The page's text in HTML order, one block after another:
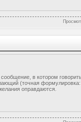
в котором
(точная
оправдаются.